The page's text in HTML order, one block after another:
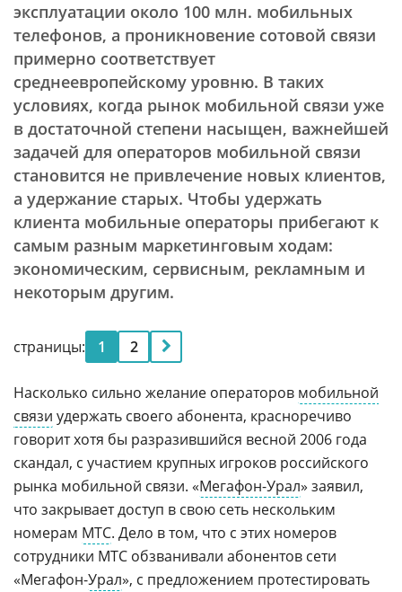
эксплуатации около 100 млн. мобильных
телефонов, а проникновение сотовой связи
примерно соответствует
среднеевропейскому уровню. В таких
условиях, когда рынок мобильной связи уже
в достаточной степени насыщен, важнейшей
задачей для операторов мобильной связи
становится не привлечение новых клиентов,
а удержание старых. Чтобы удержать
клиента мобильные операторы прибегают к
самым разным маркетинговым ходам:
экономическим, сервисным, рекламным и
некоторым другим.
страницы: 1 2
Насколько сильно желание операторов мобильной
связи удержать своего абонента, красноречиво
говорит хотя бы разразившийся весной 2006 года
скандал, с участием крупных игроков российского
рынка мобильной связи. «Мегафон-Урал» заявил,
что закрывает доступ в свою сеть нескольким
номерам МТС. Дело в том, что с этих номеров
сотрудники МТС обзванивали абонентов сети
«Мегафон-Урал», с предложением протестировать